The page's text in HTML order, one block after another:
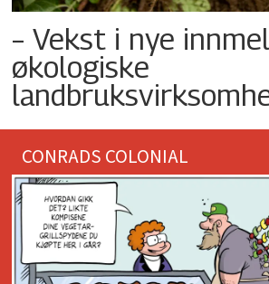
– Vekst i nye
økologiske
CONRADS COLONIAL